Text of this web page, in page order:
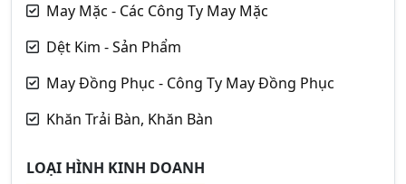
May Mặc - Các Công Ty May Mặc
Dệt Kim - Sản Phẩm
May Đồng Phục - Công Ty May Đồng Phục
Khăn Trải Bàn, Khăn Bàn
LOẠI HÌNH KINH DOANH